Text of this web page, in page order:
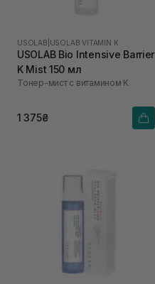
USOLAB USOLAB VITAMIN K
USOLAB Bio Intensive Barrier
K Mist 150 мл
Тонер-мист с витамином K
1 375₴